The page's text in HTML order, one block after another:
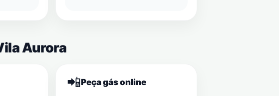
Aurora
📲Peça gás online